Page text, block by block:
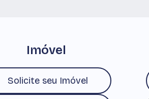
Imóvel
Solicite seu Imóvel